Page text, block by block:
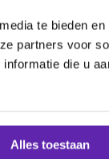
te bieden en
partners voor
die u
Alles toestaan
Kosten
modules en
bepalen